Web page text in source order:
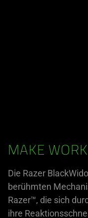
MAKE
Die Razer
berühmten
Razer™, die sich
ihre